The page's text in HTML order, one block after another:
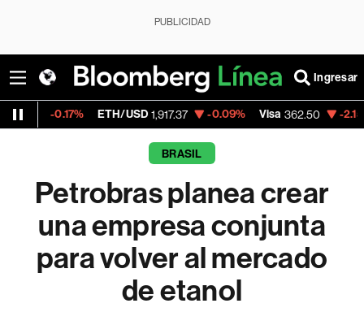
PUBLICIDAD
Ingresar
ETH/USD 1,917.37 -0.09% Visa 362.50 -2.15%
BRASIL
Petrobras planea crear
una empresa conjunta
para volver al mercado
de etanol